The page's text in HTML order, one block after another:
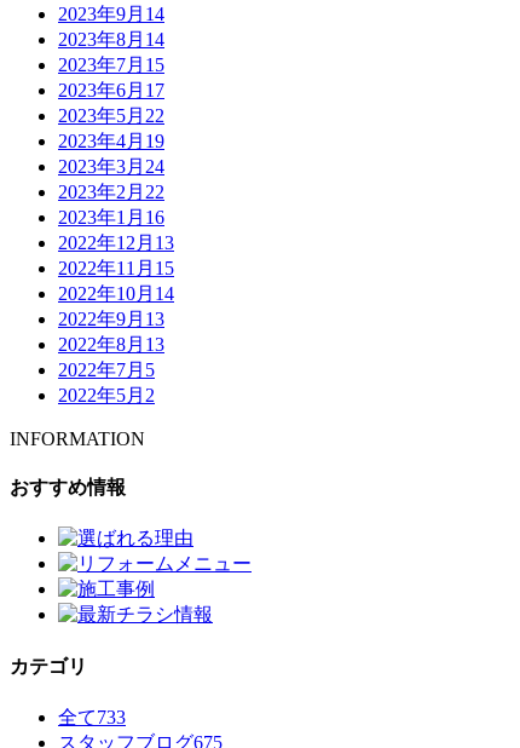
2023年9月 14
2023年8月 14
2023年7月 15
2023年6月 17
2023年5月 22
2023年4月 19
2023年3月 24
2023年2月 22
2023年1月 16
2022年12月 13
2022年11月 15
2022年10月 14
2022年9月 13
2022年8月 13
2022年7月 5
2022年5月 2
INFORMATION
おすすめ情報
カテゴリ
全て733
スタッフブログ675